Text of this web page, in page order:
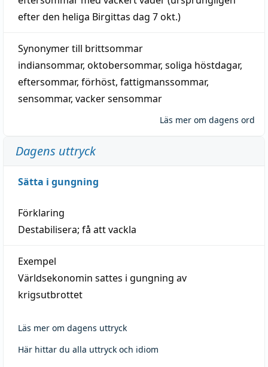
efter den heliga Birgittas dag 7 okt.)
Synonymer till brittsommar
indiansommar, oktobersommar, soliga höstdagar,
eftersommar, förhöst, fattigmanssommar,
sensommar, vacker sensommar
Läs mer om dagens ord
Dagens uttryck
Sätta i gungning
Förklaring
Destabilisera; få att vackla
Exempel
Världsekonomin sattes i gungning av
krigsutbrottet
Läs mer om dagens uttryck
Här hittar du alla uttryck och idiom